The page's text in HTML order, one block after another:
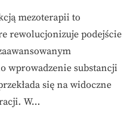
mezoterapii to
rewolucjonizuje podejście
wprowadzenie substancji
się na widoczne
W…